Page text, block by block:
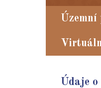
Územní
Údaje o